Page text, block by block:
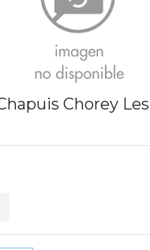
Chorey